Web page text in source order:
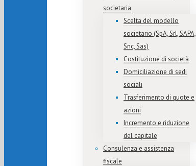
societaria
Scelta del modello
societario (SpA, Srl, SAPA,
Snc, Sas)
Costituzione di società
Domiciliazione di sedi
sociali
Trasferimento di quote e
azioni
Incremento e riduzione
del capitale
Consulenza e assistenza
fiscale